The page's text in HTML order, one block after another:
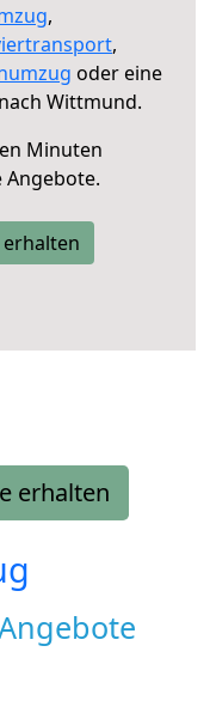
,
,
oder eine
Wittmund.
Minuten
erhalten